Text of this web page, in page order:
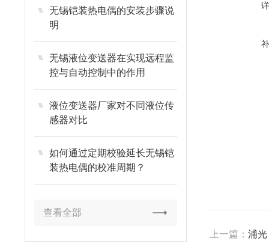
无锡铠装热电偶的安装步骤说
明
无锡液位变送器在实现远程监
控与自动控制中的作用
液位变送器厂家对不同液位传
感器对比
如何通过定期校验延长无锡铠
装热电偶的校准周期？
查看全部
上一篇：浦